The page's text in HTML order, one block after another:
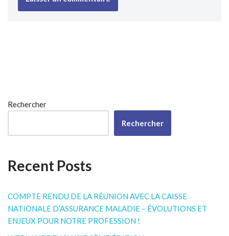
Rechercher
Rechercher
Recent Posts
COMPTE RENDU DE LA RÉUNION AVEC LA CAISSE
NATIONALE D’ASSURANCE MALADIE – ÉVOLUTIONS ET
ENJEUX POUR NOTRE PROFESSION !